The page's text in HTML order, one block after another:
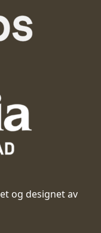
og designet av